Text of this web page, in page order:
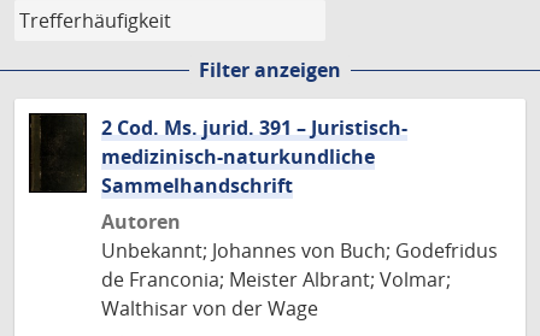
Filter anzeigen
2 Cod. Ms. jurid. 391 – Juristisch-
medizinisch-naturkundliche
Sammelhandschrift
Autoren
Unbekannt; Johannes von Buch; Godefridus
de Franconia; Meister Albrant; Volmar;
Walthisar von der Wage